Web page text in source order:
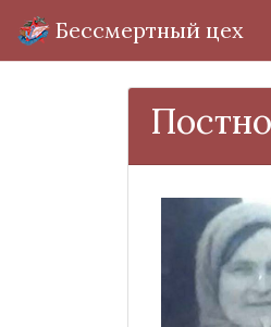
Бессмертный цех